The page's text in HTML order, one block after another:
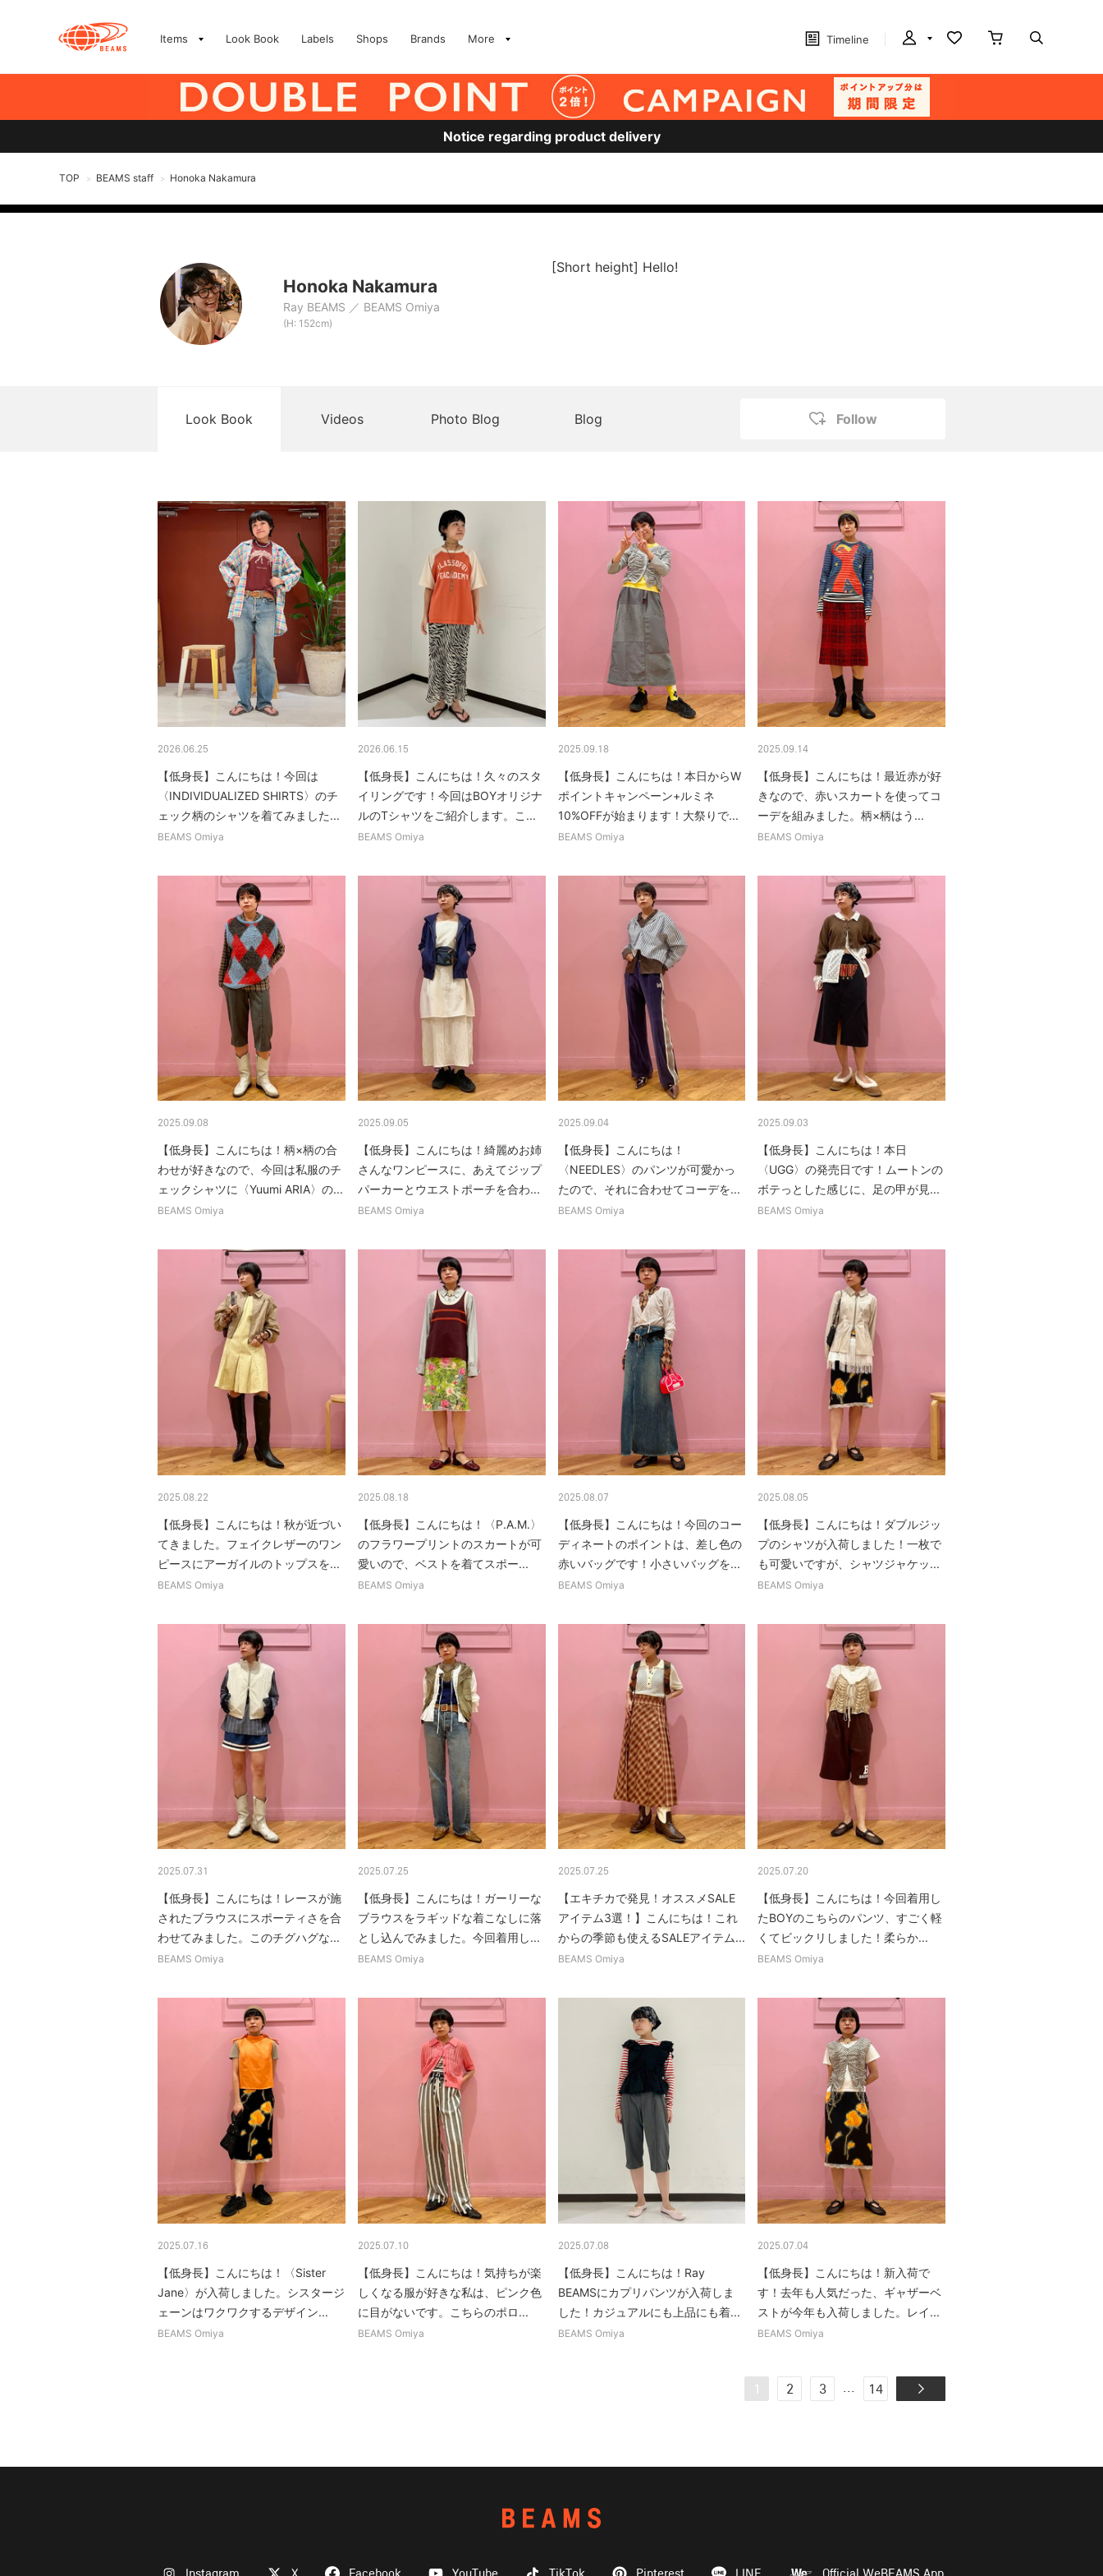
Items Look Book Labels Shops Brands More Timeline
Notice regarding product delivery
TOP > BEAMS staff > Honoka Nakamura
Honoka Nakamura
Ray BEAMS BEAMS Omiya
(H: 152cm)
[Short height] Hello!
Look Book Videos Photo Blog Blog Follow
2026.06.25
【低身長】こんにちは！今回は
〈INDIVIDUALIZED SHIRTS〉のチ
ェック柄のシャツを着てみました...
BEAMS Omiya
2026.06.15
【低身長】こんにちは！久々のスタ
イリングです！今回はBOYオリジナ
ルのTシャツをご紹介します。こ...
BEAMS Omiya
2025.09.18
【低身長】こんにちは！本日からW
ポイントキャンペーン+ルミネ
10%OFFが始まります！大祭りで...
BEAMS Omiya
2025.09.14
【低身長】こんにちは！最近赤が好
きなので、赤いスカートを使ってコ
ーデを組みました。柄×柄はう...
BEAMS Omiya
2025.09.08
【低身長】こんにちは！柄×柄の合
わせが好きなので、今回は私服のチ
ェックシャツに〈Yuumi ARIA〉の...
BEAMS Omiya
2025.09.05
【低身長】こんにちは！綺麗めお姉
さんなワンピースに、あえてジップ
パーカーとウエストポーチを合わ...
BEAMS Omiya
2025.09.04
【低身長】こんにちは！
〈NEEDLES〉のパンツが可愛かっ
たので、それに合わせてコーデを...
BEAMS Omiya
2025.09.03
【低身長】こんにちは！本日
〈UGG〉の発売日です！ムートンの
ボテっとした感じに、足の甲が見...
BEAMS Omiya
2025.08.22
【低身長】こんにちは！秋が近づい
てきました。フェイクレザーのワン
ピースにアーガイルのトップスを...
BEAMS Omiya
2025.08.18
【低身長】こんにちは！〈P.A.M.〉
のフラワープリントのスカートが可
愛いので、ベストを着てスポー...
BEAMS Omiya
2025.08.07
【低身長】こんにちは！今回のコー
ディネートのポイントは、差し色の
赤いバッグです！小さいバッグを...
BEAMS Omiya
2025.08.05
【低身長】こんにちは！ダブルジッ
プのシャツが入荷しました！一枚で
も可愛いですが、シャツジャケッ...
BEAMS Omiya
2025.07.31
【低身長】こんにちは！レースが施
されたブラウスにスポーティさを合
わせてみました。このチグハグな...
BEAMS Omiya
2025.07.25
【低身長】こんにちは！ガーリーな
ブラウスをラギッドな着こなしに落
とし込んでみました。今回着用し...
BEAMS Omiya
2025.07.25
【エキチカで発見！オススメSALE
アイテム3選！】こんにちは！これ
からの季節も使えるSALEアイテム...
BEAMS Omiya
2025.07.20
【低身長】こんにちは！今回着用し
たBOYのこちらのパンツ、すごく軽
くてビックリしました！柔らか...
BEAMS Omiya
2025.07.16
【低身長】こんにちは！〈Sister
Jane〉が入荷しました。シスタージ
ェーンはワクワクするデザイン...
BEAMS Omiya
2025.07.10
【低身長】こんにちは！気持ちが楽
しくなる服が好きな私は、ピンク色
に目がないです。こちらのポロ...
BEAMS Omiya
2025.07.08
【低身長】こんにちは！Ray
BEAMSにカプリパンツが入荷しま
した！カジュアルにも上品にも着...
BEAMS Omiya
2025.07.04
【低身長】こんにちは！新入荷で
す！去年も人気だった、ギャザーベ
ストが今年も入荷しました。レイ...
BEAMS Omiya
1 2 3 ... 14